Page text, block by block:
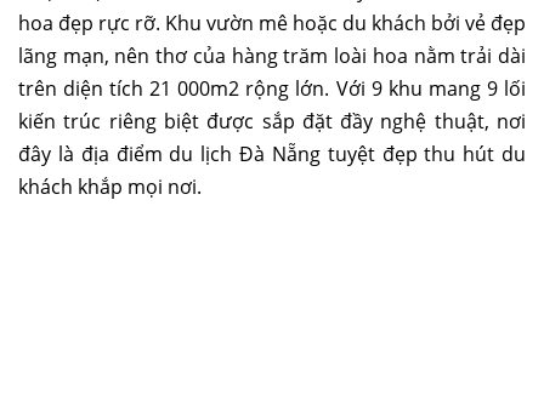
hoa đẹp rực rỡ. Khu vườn mê hoặc du khách bởi vẻ đẹp
lãng mạn, nên thơ của hàng trăm loài hoa nằm trải dài
trên diện tích 21 000m2 rộng lớn. Với 9 khu mang 9 lối
kiến trúc riêng biệt được sắp đặt đầy nghệ thuật, nơi
đây là địa điểm du lịch Đà Nẵng tuyệt đẹp thu hút du
khách khắp mọi nơi.